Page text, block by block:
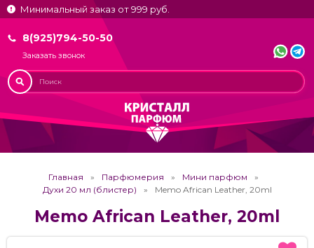
Минимальный заказ от 999 руб.
8(925)794-50-50
Заказать звонок
Главная Парфюмерия
Мини парфюм
Духи 20 мл (блистер)
Memo African Leather, 20ml
Memo African Leather, 20ml